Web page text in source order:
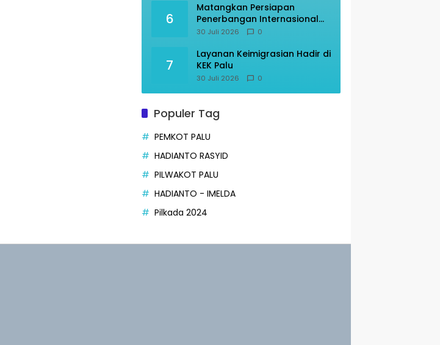
6
Matangkan Persiapan
Penerbangan Internasional
Perdana, Imigrasi Palu Rakor
30 Juli 2026 0
7
Layanan Keimigrasian Hadir di
KEK Palu
30 Juli 2026 0
Populer Tag
PEMKOT PALU
HADIANTO RASYID
PILWAKOT PALU
HADIANTO - IMELDA
Pilkada 2024